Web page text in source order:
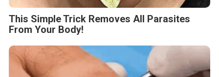
This Simple Trick Removes All Parasites
From Your Body!